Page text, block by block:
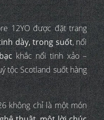
12YO được đặt trang
dày, trong suốt, nổi
khắc nổi tinh xảo –
tộc Scotland suốt hàng
không chỉ là một món